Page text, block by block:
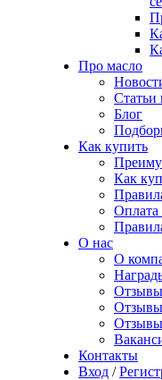
Про масло
Статьи
Блог
Как купить
Как
Оплата
О нас
О
Отзывы
Контакты
Вход /